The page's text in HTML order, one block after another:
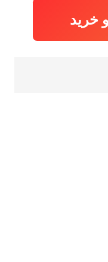
خرید